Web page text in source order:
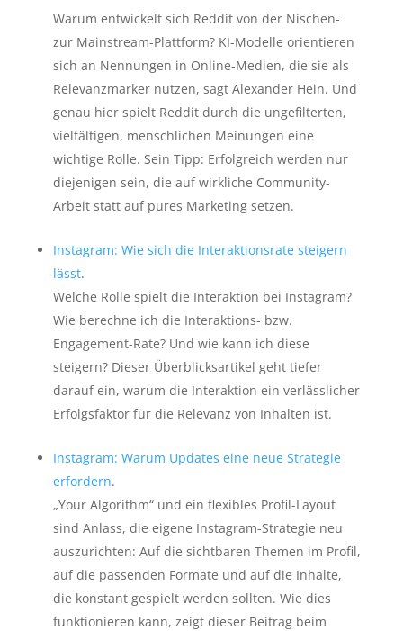
Warum entwickelt sich Reddit von der Nischen-
zur Mainstream-Plattform? KI-Modelle orientieren
sich an Nennungen in Online-Medien, die sie als
Relevanzmarker nutzen, sagt Alexander Hein. Und
genau hier spielt Reddit durch die ungefilterten,
vielfältigen, menschlichen Meinungen eine
wichtige Rolle. Sein Tipp: Erfolgreich werden nur
diejenigen sein, die auf wirkliche Community-
Arbeit statt auf pures Marketing setzen.
Instagram: Wie sich die Interaktionsrate steigern
lässt.
Welche Rolle spielt die Interaktion bei Instagram?
Wie berechne ich die Interaktions- bzw.
Engagement-Rate? Und wie kann ich diese
steigern? Dieser Überblicksartikel geht tiefer
darauf ein, warum die Interaktion ein verlässlicher
Erfolgsfaktor für die Relevanz von Inhalten ist.
Instagram: Warum Updates eine neue Strategie
erfordern.
„Your Algorithm“ und ein flexibles Profil-Layout
sind Anlass, die eigene Instagram-Strategie neu
auszurichten: Auf die sichtbaren Themen im Profil,
auf die passenden Formate und auf die Inhalte,
die konstant gespielt werden sollten. Wie dies
funktionieren kann, zeigt dieser Beitrag beim